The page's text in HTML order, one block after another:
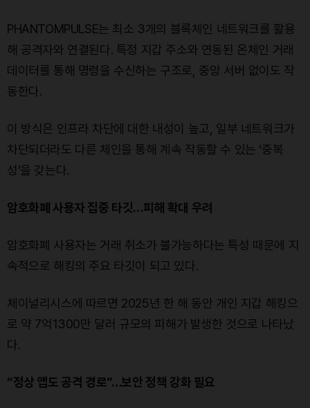
PHANTOMPULSE는 최소 3개의 블록체인 네트워크를 활용
해 공격자와 연결된다. 특정 지갑 주소와 연동된 온체인 거래
데이터를 통해 명령을 수신하는 구조로, 중앙 서버 없이도 작
동한다.
이 방식은 인프라 차단에 대한 내성이 높고, 일부 네트워크가
차단되더라도 다른 체인을 통해 계속 작동할 수 있는 ‘중복
성’을 갖는다.
암호화폐 사용자 집중 타깃…피해 확대 우려
암호화폐 사용자는 거래 취소가 불가능하다는 특성 때문에 지
속적으로 해킹의 주요 타깃이 되고 있다.
체이널리시스에 따르면 2025년 한 해 동안 개인 지갑 해킹으
로 약 7억1300만 달러 규모의 피해가 발생한 것으로 나타났
다.
“정상 앱도 공격 경로”…보안 정책 강화 필요